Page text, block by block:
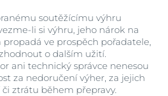
soutěžícímu výhru
li si výhru, jeho nárok na
ve prospěch pořadatele,
o dalším užití.
ani technický správce nenesou
za nedoručení výher, za jejich
ztrátu během přepravy.